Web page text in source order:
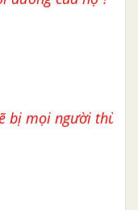
bị mọi người thù